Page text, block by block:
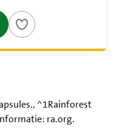
^1Rainforest
ra.org.